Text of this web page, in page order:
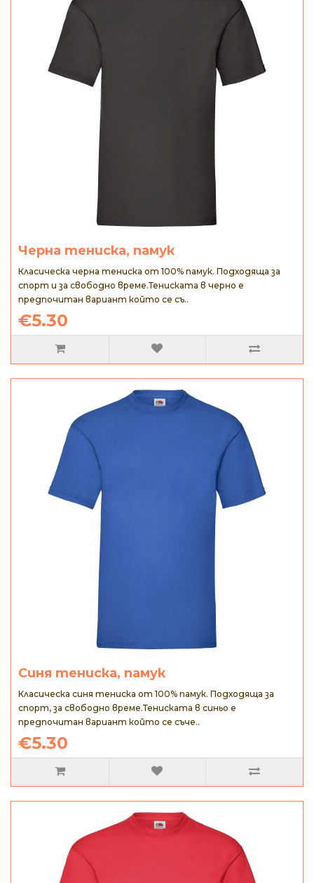
Черна тениска, памук
Класическа черна тениска от 100% памук. Подходяща за
спорт и за свободно време.Тениската в черно е
предпочитан вариант който се съ..
€5.30
Синя тениска, памук
Класическа синя тениска от 100% памук. Подходяща за
спорт, за свободно време.Тениската в синьо е
предпочитан вариант който се съче..
€5.30